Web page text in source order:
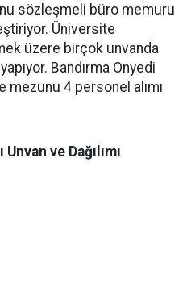
sözleşmeli büro memuru
Üniversite
üzere birçok unvanda
Bandırma Onyedi
mezunu 4 personel alımı
ve Dağılımı